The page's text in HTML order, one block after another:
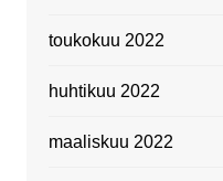
toukokuu 2022
huhtikuu 2022
maaliskuu 2022